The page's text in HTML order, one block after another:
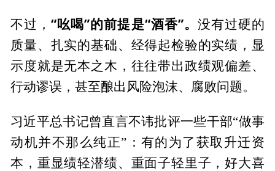
不过，“吆喝”的前提是“酒香”。
没有过硬的
质量、扎实的基础、经得起检验的实绩，显
示度就是无本之木，往往带出政绩观偏差、
行动谬误，甚至酿出风险泡沫、腐败问题。
习近平总书记曾直言不讳批评一些干部“做事
动机并不那么纯正”：有的为了获取升迁资
本，重显绩轻潜绩、重面子轻里子，好大喜